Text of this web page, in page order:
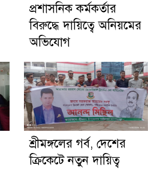
প্রশাসনিক কর্মকর্তার
বিরুদ্ধে দায়িত্বে অনিয়মের
অভিযোগ
শ্রীমঙ্গলের গর্ব, দেশের
ক্রিকেটে নতুন দায়িত্ব